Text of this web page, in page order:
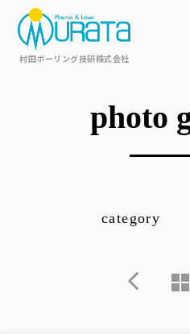
村田ボーリング技研株式会社
photo
category